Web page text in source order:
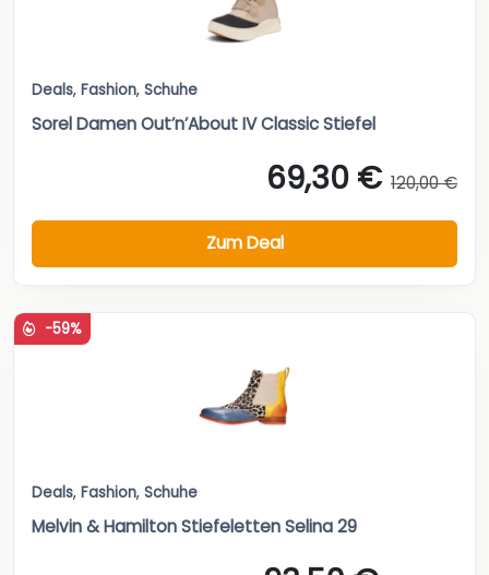
Deals, Fashion, Schuhe
Sorel Damen Out’n’About IV Classic Stiefel
69,30 € 120,00 €
Zum Deal
-59%
Deals, Fashion, Schuhe
Melvin & Hamilton Stiefeletten Selina 29